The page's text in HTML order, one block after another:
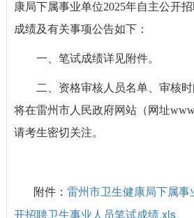
康局下属事业单位2025年自主公开
成绩及有关事项公告如下：
一、笔试成绩详见附件。
二、资格审核人员名单、审核时
将在雷州市人民政府网站（网址
请考生密切关注。
附件： 雷州市卫生健康局下属
开招聘卫生事业人员笔试成绩.xls